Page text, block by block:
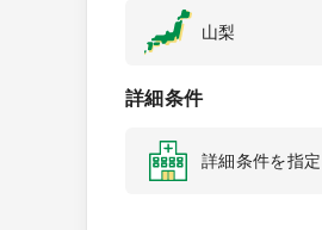
山梨
詳細条件
詳細条件を指定